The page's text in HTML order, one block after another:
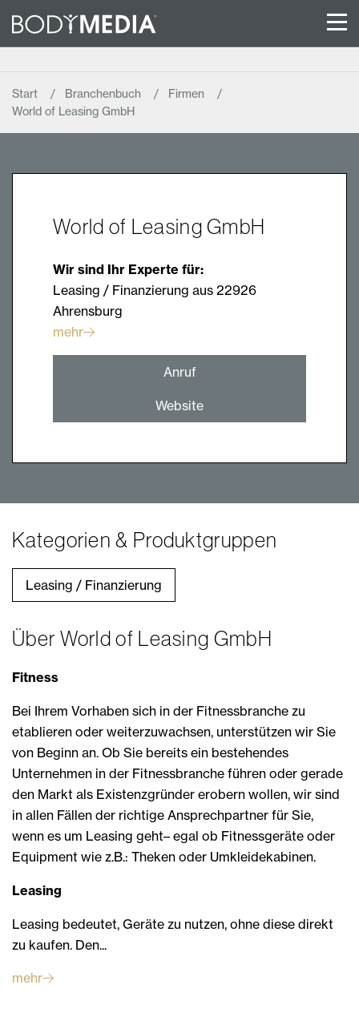
Start Branchenbuch
Firmen
World of Leasing GmbH
World of Leasing GmbH
Wir sind Ihr Experte für:
Leasing / Finanzierung aus 22926
Ahrensburg
mehr
Anruf
Website
Kategorien & Produktgruppen
Leasing / Finanzierung
Über World of Leasing GmbH
Fitness
Bei Ihrem Vorhaben sich in der Fitnessbranche zu
etablieren oder weiterzuwachsen, unterstützen wir Sie
von Beginn an. Ob Sie bereits ein bestehendes
Unternehmen in der Fitnessbranche führen oder gerade
den Markt als Existenzgründer erobern wollen, wir sind
in allen Fällen der richtige Ansprechpartner für Sie,
wenn es um Leasing geht– egal ob Fitnessgeräte oder
Equipment wie z.B.: Theken oder Umkleidekabinen.
Leasing
Leasing bedeutet, Geräte zu nutzen, ohne diese direkt
zu kaufen. Den...
mehr